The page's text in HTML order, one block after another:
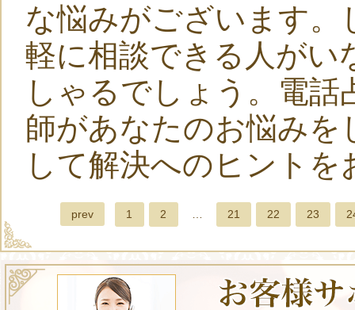
な悩みがございます
軽に相談できる人がい
しゃるでしょう。電
師があなたのお悩みを
して解決へのヒントを
prev 1 2 … 21 22 23